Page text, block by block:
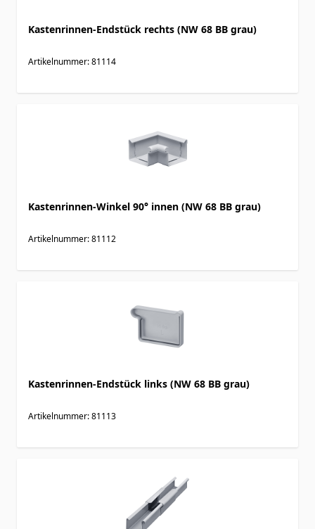
Kastenrinnen-Endstück rechts (NW 68 BB grau)
Artikelnummer: 81114
Kastenrinnen-Winkel 90° innen (NW 68 BB grau)
Artikelnummer: 81112
Kastenrinnen-Endstück links (NW 68 BB grau)
Artikelnummer: 81113